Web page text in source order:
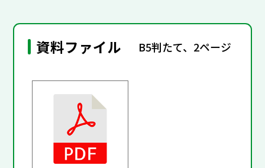
資料ファイル B5判たて、2ページ